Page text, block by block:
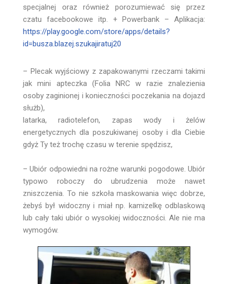
specjalnej oraz również porozumiewać się przez
czatu facebookowe itp. + Powerbank – Aplikacja:
https://play.google.com/store/apps/details?
id=busza.blazej.szukajiratuj20
– Plecak wyjściowy z zapakowanymi rzeczami takimi
jak mini apteczka (Folia NRC w razie znalezienia
osoby zaginionej i konieczności poczekania na dojazd
służb),
latarka, radiotelefon, zapas wody i żelów
energetycznych dla poszukiwanej osoby i dla Ciebie
gdyż Ty też trochę czasu w terenie spędzisz,
– Ubiór odpowiedni na rożne warunki pogodowe. Ubiór
typowo roboczy do ubrudzenia może nawet
zniszczenia. To nie szkoła maskowania więc dobrze,
żebyś był widoczny i miał np. kamizelkę odblaskową
lub cały taki ubiór o wysokiej widoczności. Ale nie ma
wymogów.